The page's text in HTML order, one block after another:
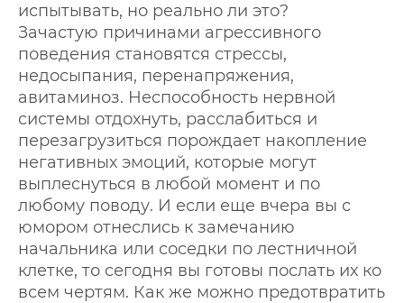
испытывать, но реально ли это?
Зачастую причинами агрессивного
поведения становятся стрессы,
недосыпания, перенапряжения,
авитаминоз. Неспособность нервной
системы отдохнуть, расслабиться и
перезагрузиться порождает накопление
негативных эмоций, которые могут
выплеснуться в любой момент и по
любому поводу. И если еще вчера вы с
юмором отнеслись к замечанию
начальника или соседки по лестничной
клетке, то сегодня вы готовы послать их ко
всем чертям. Как же можно предотвратить